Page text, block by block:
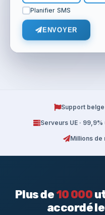
Planifier SMS
ENVOYER
Support belge
Serveurs UE · 99,9%
Millions de
Plus de10 000
accordé